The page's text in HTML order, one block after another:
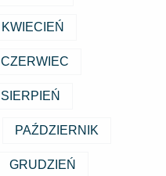
KWIECIEŃ
CZERWIEC
SIERPIEŃ
PAŹDZIERNIK
GRUDZIEŃ